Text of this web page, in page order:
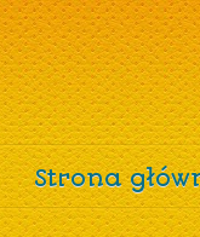
Strona